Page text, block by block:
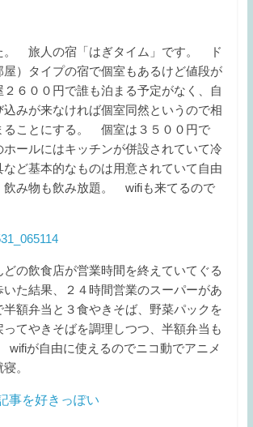
。 旅人の宿「はぎタイム」です。 ド
屋）タイプの宿で個室もあるけど値段が
２６００円で誰も泊まる予定がなく、自
みが来なければ個室同然というので相
ることにする。 個室は３５００円で
ールにはキッチンが併設されていて冷
ど基本的なものは用意されていて自由
み物も飲み放題。 wifiも来てるので
の飲食店が営業時間を終えていてぐる
いた結果、２４時間営業のスーパーがあ
半額弁当と３食やきそば、野菜パックを
てやきそばを調理しつつ、半額弁当も
が自由に使えるのでニコ動でアニメ
。
事を好きっぽい